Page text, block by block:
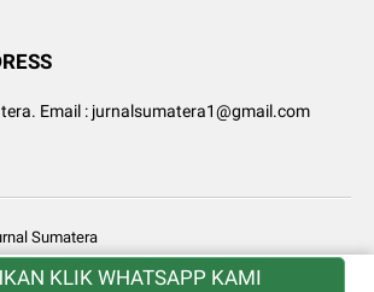
KLIK WHATSAPP KAMI
Email : jurnalsumatera1@gmail.com
Sumatera